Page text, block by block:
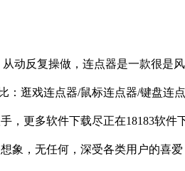
动反复操做，连点器是一款很是
逛戏连点器/鼠标连点器/键盘连
，更多软件下载尽正在18183软件
象，无任何，深受各类用户的喜